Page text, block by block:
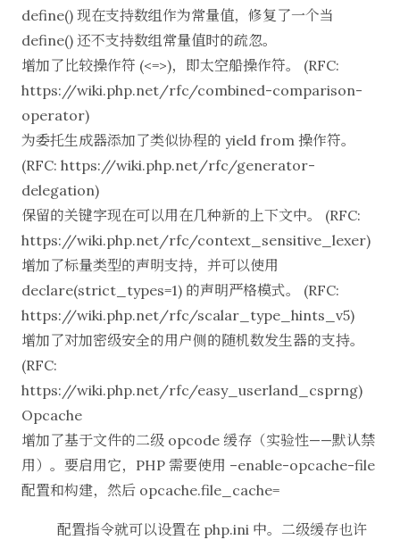
define() 现在支持数组作为常量值，修复了一个当
define() 还不支持数组常量值时的疏忽。
增加了比较操作符 (<=>)，即太空船操作符。 (RFC:
https://wiki.php.net/rfc/combined-comparison-
operator)
为委托生成器添加了类似协程的 yield from 操作符。
(RFC: https://wiki.php.net/rfc/generator-
delegation)
保留的关键字现在可以用在几种新的上下文中。 (RFC:
https://wiki.php.net/rfc/context_sensitive_lexer)
增加了标量类型的声明支持，并可以使用
declare(strict_types=1) 的声明严格模式。 (RFC:
https://wiki.php.net/rfc/scalar_type_hints_v5)
增加了对加密级安全的用户侧的随机数发生器的支持。
(RFC:
https://wiki.php.net/rfc/easy_userland_csprng)
Opcache
增加了基于文件的二级 opcode 缓存（实验性——默认禁
用）。要启用它，PHP 需要使用 –enable-opcache-file
配置和构建，然后 opcache.file_cache=
配置指令就可以设置在 php.ini 中。二级缓存也许